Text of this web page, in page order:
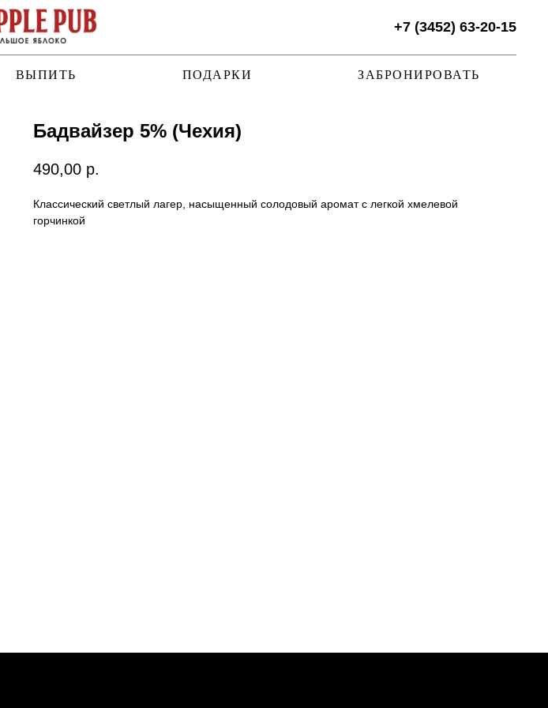
+7 (3452) 63-20-15
ВЫПИТЬ ПОДАРКИ ЗАБРОНИРОВАТЬ
Бадвайзер 5% (Чехия)
490,00 р.
Классический светлый лагер, насыщенный солодовый аромат с легкой хмелевой
горчинкой